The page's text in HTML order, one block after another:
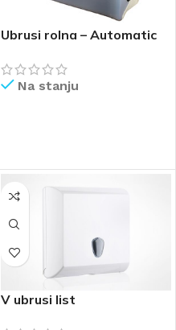
Ubrusi rolna – Automatic
Na stanju
V ubrusi list